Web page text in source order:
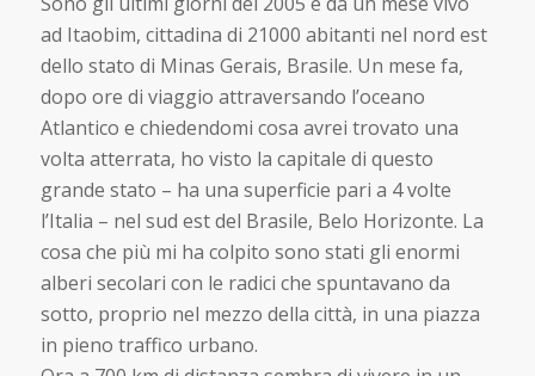
ad Itaobim, cittadina di 21000 abitanti nel nord est
dello stato di Minas Gerais, Brasile. Un mese fa,
dopo ore di viaggio attraversando l’oceano
Atlantico e chiedendomi cosa avrei trovato una
volta atterrata, ho visto la capitale di questo
grande stato – ha una superficie pari a 4 volte
l’Italia – nel sud est del Brasile, Belo Horizonte. La
cosa che più mi ha colpito sono stati gli enormi
alberi secolari con le radici che spuntavano da
sotto, proprio nel mezzo della città, in una piazza
in pieno traffico urbano.